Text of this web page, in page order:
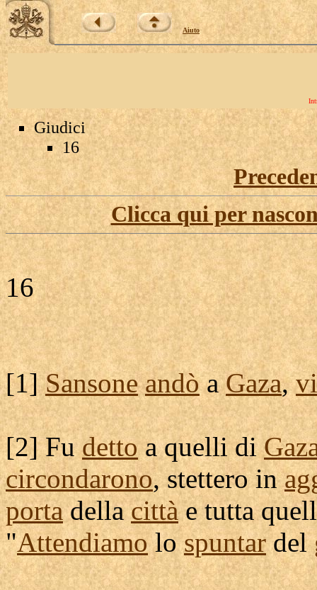
Aiuto
Giudici
16
Clicca qui per
16
[1]Sansone andòaGaza,
[2] Fudettoa quelli di
circondarono, stettero in
portadellacittàe tutta
"Attendiamolospuntardel